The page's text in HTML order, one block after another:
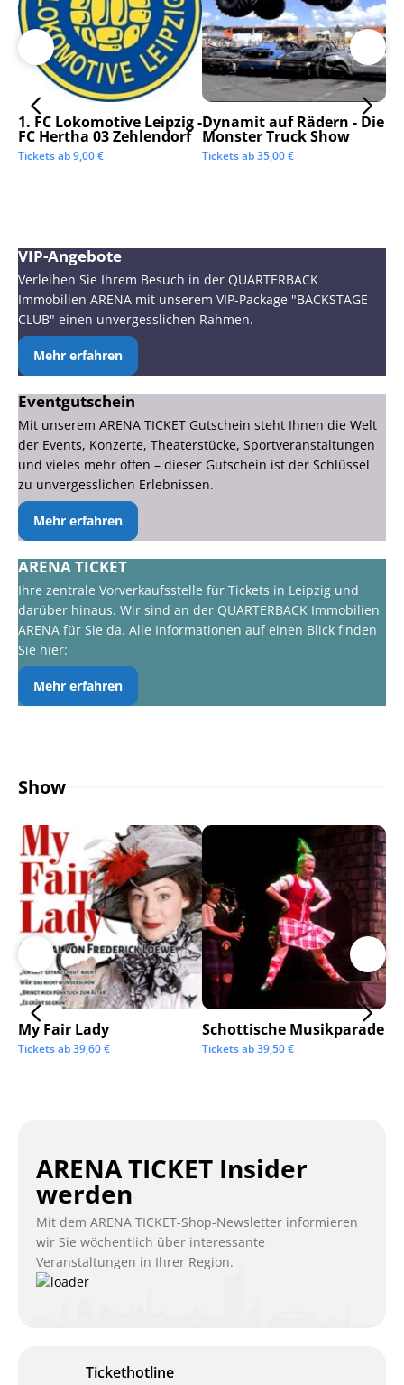
1. FC Lokomotive Leipzig -
FC Hertha 03 Zehlendorf
Tickets ab9,00€
Dynamit auf Rädern - Die
Monster Truck Show
Tickets ab35,00€
VIP-Angebote
Verleihen Sie Ihrem Besuch in der QUARTERBACK
Immobilien ARENA mit unserem VIP-Package "BACKSTAGE
CLUB" einen unvergesslichen Rahmen.
Mehr erfahren
Eventgutschein
Mit unserem ARENA TICKET Gutschein steht Ihnen die Welt
der Events, Konzerte, Theaterstücke, Sportveranstaltungen
und vieles mehr offen – dieser Gutschein ist der Schlüssel
zu unvergesslichen Erlebnissen.
Mehr erfahren
ARENA TICKET
Ihre zentrale Vorverkaufsstelle für Tickets in Leipzig und
darüber hinaus. Wir sind an der QUARTERBACK Immobilien
ARENA für Sie da. Alle Informationen auf einen Blick finden
Sie hier:
Mehr erfahren
Show
My Fair Lady
Tickets ab39,60€
Schottische Musikparade
Tickets ab39,50€
ARENA TICKET Insider
werden
Mit dem ARENA TICKET-Shop-Newsletter informieren
wir Sie wöchentlich über interessante
Veranstaltungen in Ihrer Region.
Tickethotline